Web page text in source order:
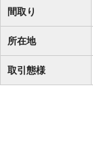
間取り
所在地
取引態様